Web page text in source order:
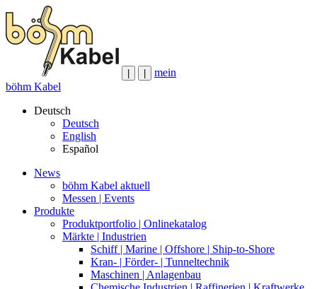
mein
böhm Kabel
Deutsch
Deutsch
English
Español
News
böhm Kabel aktuell
Messen | Events
Produkte
Produktportfolio | Onlinekatalog
Märkte | Industrien
Schiff | Marine | Offshore | Ship-to-Shore
Kran- | Förder- | Tunneltechnik
Maschinen | Anlagenbau